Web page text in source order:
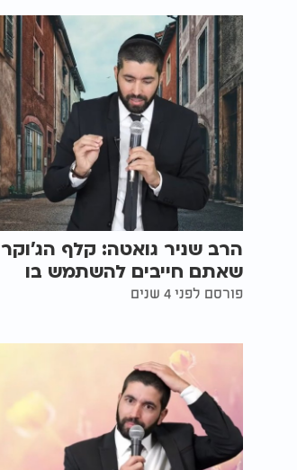
הרב שניר גואטה: קלף הג'וקר
שאתם חייבים להשתמש בו
פורסם לפני 4 שנים